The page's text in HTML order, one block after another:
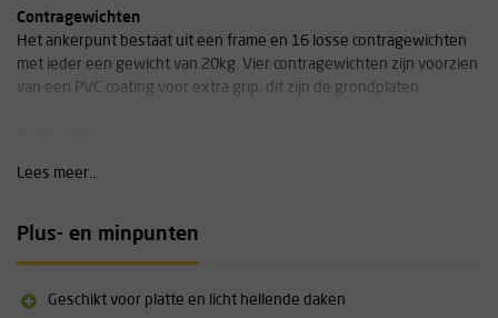
Contragewichten
Het ankerpunt bestaat uit een frame en 16 losse contragewichten
met ieder een gewicht van 20kg. Vier contragewichten zijn voorzien
van een PVC coating voor extra grip, dit zijn de grondplaten.
schokabsorberend systeem voor extra veiligheid en om de krachten
Geschikt voor één gebruiker (141 kg)
Lees meer...
Plus- en minpunten
Geschikt voor platte en licht hellende daken